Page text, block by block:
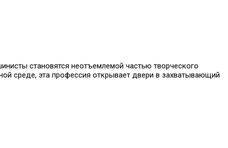
становятся неотъемлемой частью творческого
среде, эта профессия открывает двери в захватывающий